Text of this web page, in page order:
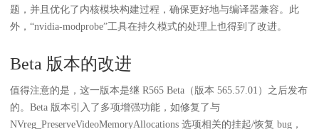
题，并且优化了内核模块构建过程，确保更好地与编译器兼容。此
外，“nvidia-modprobe”工具在持久模式的处理上也得到了改进。
Beta 版本的改进
值得注意的是，这一版本是继 R565 Beta（版本 565.57.01）之后发布
的。Beta 版本引入了多项增强功能，如修复了与
NVreg_PreserveVideoMemoryAllocations 选项相关的挂起/恢复 bug，